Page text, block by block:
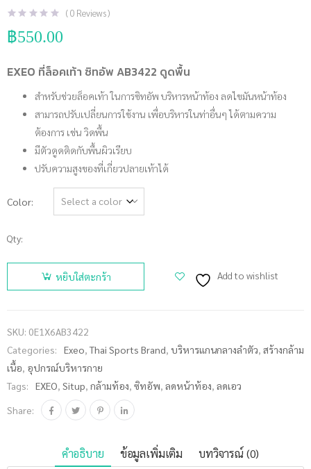
(0 Reviews )
฿550.00
EXEO ที่ล็อคเท้า ซิทอัพ AB3422 ดูดพื้น
สำหรับช่วยล็อคเท้า ในการซิทอัพ บริหารหน้าท้อง ลดไขมันหน้าท้อง
สามารถปรับเปลี่ยนการใช้งาน เพื่อบริหารในท่าอื่นๆ ได้ตามความ
ต้องการ เช่น วิดพื้น
มีตัวดูดติดกับพื้นผิวเรียบ
ปรับความสูงของที่เกี่ยวปลายเท้าได้
Color
Qty:
จำนวน
EXEO ที่
ล็อคเท้า ซิ
พื้น ชิ้น
หยิบใส่ตะกร้า Add to wishlist
SKU: 0E1X6AB3422
Categories:
Exeo,Thai Sports Brand, บริหารแกนกลางลำตัว, สร้างกล้าม
เนื้อ, อุปกรณ์บริหารกาย
Tags:
EXEO, Situp, กล้ามท้อง, ซิทอัพ, ลดหน้าท้อง, ลดเอว
Share:
คำอธิบาย ข้อมูลเพิ่มเติม บทวิจารณ์ (0)